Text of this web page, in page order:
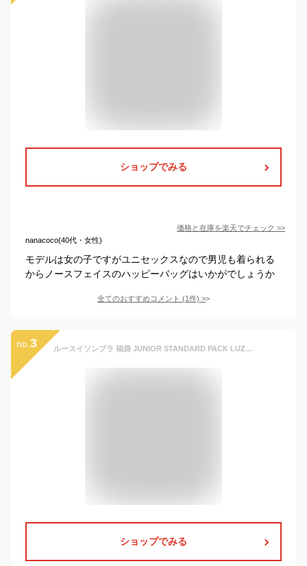
ショップでみる
価格と在庫を楽天でチェック >>
nanacoco(40代・女性)
モデルは女の子ですがユニセックスなので男児も着られる
からノースフェイスのハッピーバッグはいかがでしょうか
全てのおすすめコメント (1件) >
no. 3 ルースイソンブラ 福袋 JUNIOR STANDARD PACK LUZeSOMBRA〈 フットサル サッカー スポーツ スタンダード 子供 キッズ Jr 福袋 LUZ Luz 2024 〉L223-003
ショップでみる